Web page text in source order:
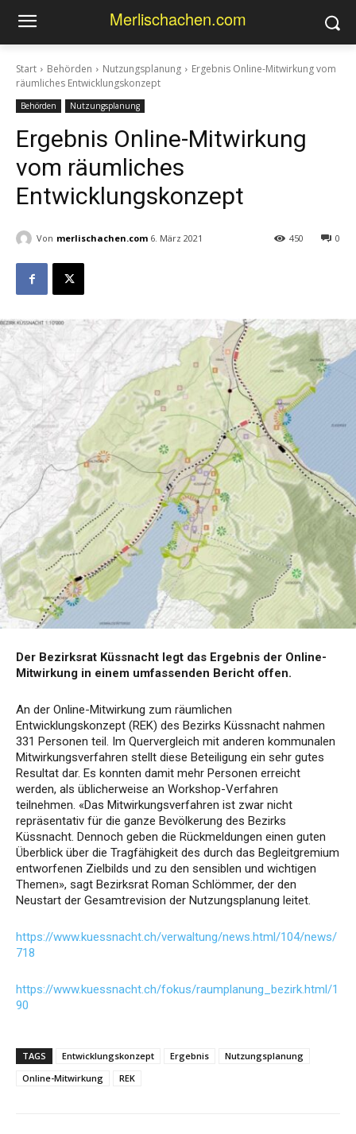
Merlischachen.com
Start Behörden Nutzungsplanung
Ergebnis Online-Mitwirkung vom
räumliches Entwicklungskonzept
Behörden Nutzungsplanung
Ergebnis Online-Mitwirkung
vom räumliches
Entwicklungskonzept
Von merlischachen.com 6. März 2021 0
450
Der Bezirksrat Küssnacht legt das Ergebnis der Online-
Mitwirkung in einem umfassenden Bericht offen.
An der Online-Mitwirkung zum räumlichen
Entwicklungskonzept (REK) des Bezirks Küssnacht nahmen
331 Personen teil. Im Quervergleich mit anderen kommunalen
Mitwirkungsverfahren stellt diese Beteiligung ein sehr gutes
Resultat dar. Es konnten damit mehr Personen erreicht
werden, als üblicherweise an Workshop-Verfahren
teilnehmen. «Das Mitwirkungsverfahren ist zwar nicht
repräsentativ für die ganze Bevölkerung des Bezirks
Küssnacht. Dennoch geben die Rückmeldungen einen guten
Überblick über die Tragfähigkeit des durch das Begleitgremium
entworfenen Zielbilds und zu den sensiblen und wichtigen
Themen», sagt Bezirksrat Roman Schlömmer, der den
Neustart der Gesamtrevision der Nutzungsplanung leitet.
https://www.kuessnacht.ch/verwaltung/news.html/104/news/
718
https://www.kuessnacht.ch/fokus/raumplanung_bezirk.html/1
90
TAGS Entwicklungskonzept Ergebnis
Nutzungsplanung
Online-Mitwirkung
REK